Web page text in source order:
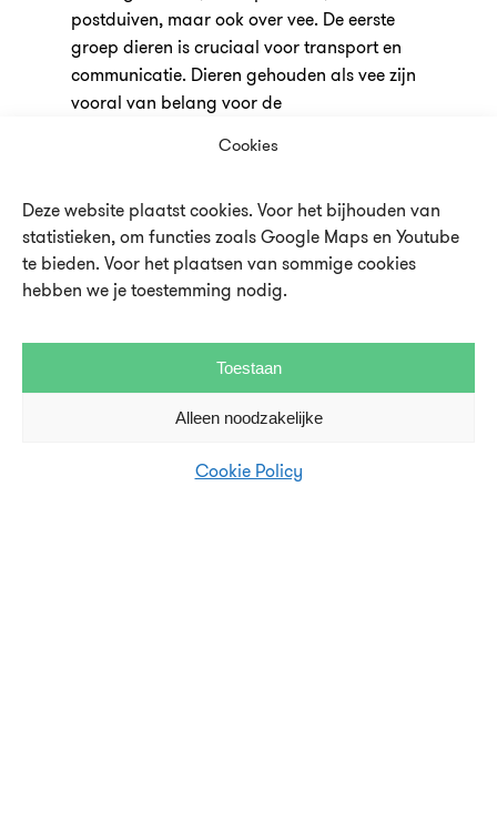
Cookies
Deze website plaatst cookies. Voor het bijhouden van
statistieken, om functies zoals Google Maps en Youtube
te bieden. Voor het plaatsen van sommige cookies
hebben we je toestemming nodig.
Toestaan
Alleen noodzakelijke
Cookie Policy
postduiven, maar ook over vee. De eerste
groep dieren is cruciaal voor transport en
communicatie. Dieren gehouden als vee zijn
vooral van belang voor de
Het UMU ende Oude Hortuszijn geopend
van dinsdag t/m zondag van 10.00 – 17.00
uur. In de schoolvakanties ook op
maandagen.
Koop hier je tickets!